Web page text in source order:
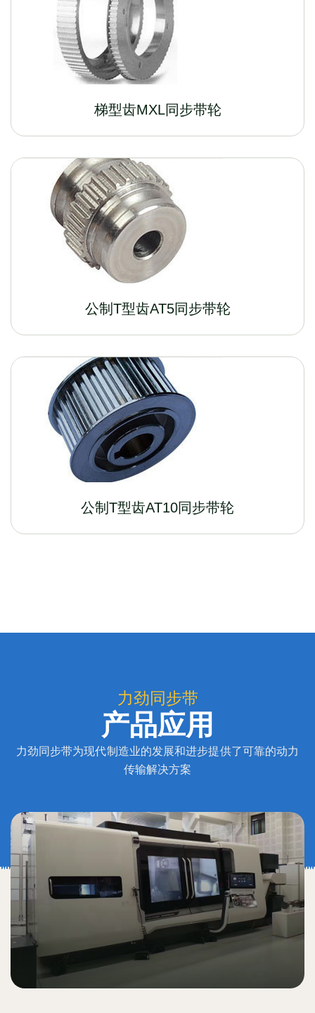
梯型齿MXL同步带轮
公制T型齿AT5同步带轮
公制T型齿AT10同步带轮
力劲同步带
产品应用
力劲同步带为现代制造业的发展和进步提供了可靠的动力
传输解决方案